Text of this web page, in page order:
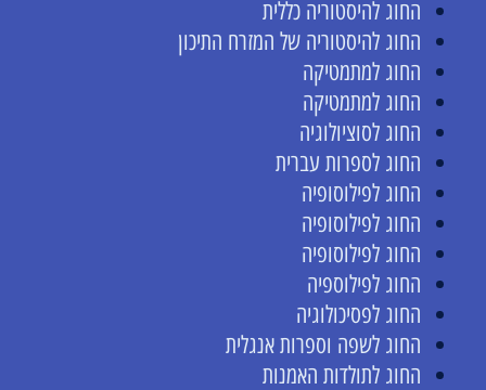
החוג להיסטוריה כללית
החוג להיסטוריה של המזרח התיכון
החוג למתמטיקה
החוג למתמטיקה
החוג לסוציולוגיה
החוג לספרות עברית
החוג לפילוסופיה
החוג לפילוסופיה
החוג לפילוסופיה
החוג לפילוספיה
החוג לפסיכולוגיה
החוג לשפה וספרות אנגלית
החוג לתולדות האמנות